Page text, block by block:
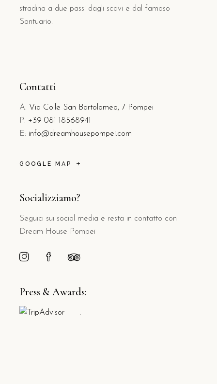
stradina a due passi dagli scavi e dal famoso
Santuario.
Contatti
A: Via Colle San Bartolomeo, 7 Pompei
P: +39 081 18568941
E: info@dreamhousepompei.com
GOOGLE MAP
Socializziamo?
Seguici sui social media e resta in contatto con
Dream House Pompei
Press & Awards:
.